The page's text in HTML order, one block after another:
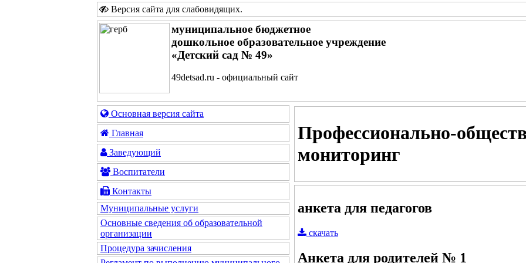
Версия сайта для слабовидящих.
муниципальное бюджетное
дошкольное образовательное учреждение
«Детский сад № 49»
49detsad.ru - официальный сайт
Основная версия сайта
Главная
Заведующий
Воспитатели
Контакты
Муниципальные услуги
Основные сведения об образовательной
организации
Процедура зачисления
Профессионально-
мониторинг
анкета для педагогов
скачать
Анкета для родителей № 1